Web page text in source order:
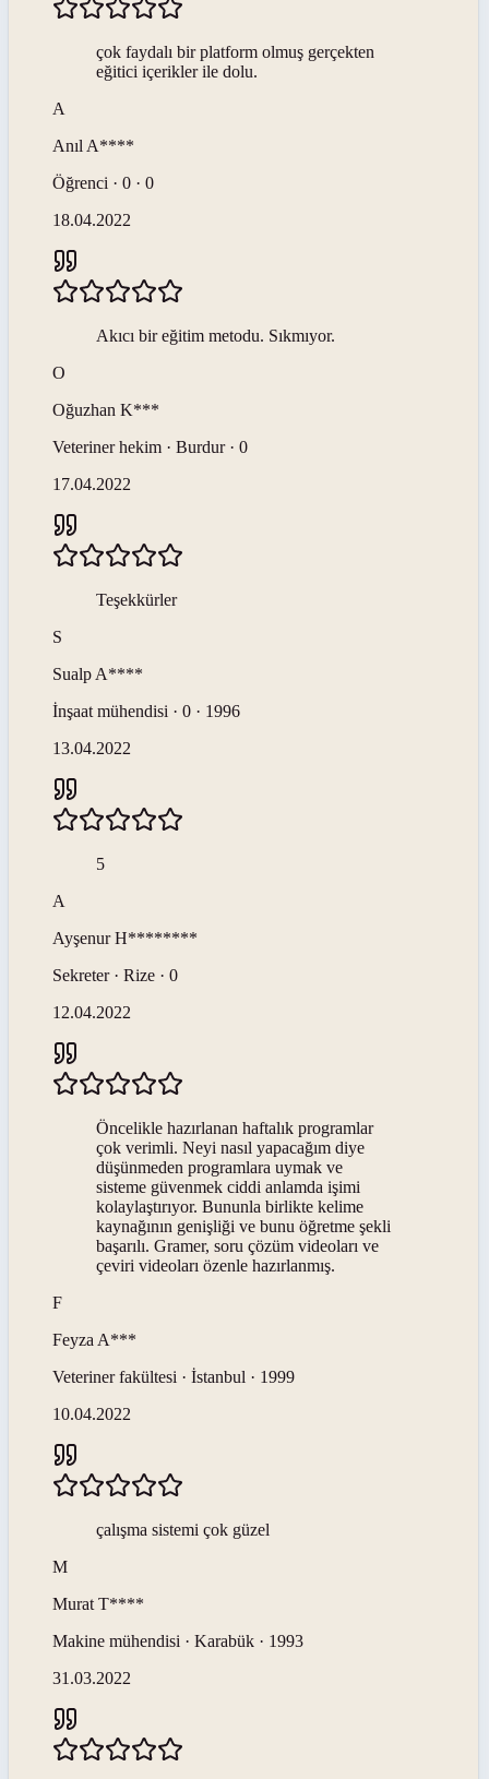
çok faydalı bir platform olmuş gerçekten
eğitici içerikler ile dolu.
A
Anıl A****
Öğrenci · 0 · 0
18.04.2022
Akıcı bir eğitim metodu. Sıkmıyor.
O
Oğuzhan K***
Veteriner hekim · Burdur · 0
17.04.2022
Teşekkürler
S
Sualp A****
İnşaat mühendisi · 0 · 1996
13.04.2022
5
A
Ayşenur H********
Sekreter · Rize · 0
12.04.2022
Öncelikle hazırlanan haftalık programlar
çok verimli. Neyi nasıl yapacağım diye
düşünmeden programlara uymak ve
sisteme güvenmek ciddi anlamda işimi
kolaylaştırıyor. Bununla birlikte kelime
kaynağının genişliği ve bunu öğretme şekli
başarılı. Gramer, soru çözüm videoları ve
çeviri videoları özenle hazırlanmış.
F
Feyza A***
Veteriner fakültesi · İstanbul · 1999
10.04.2022
çalışma sistemi çok güzel
M
Murat T****
Makine mühendisi · Karabük · 1993
31.03.2022